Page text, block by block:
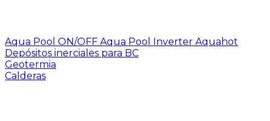
Aqua Pool ON/OFF Aqua Pool Inverter Aquahot
Depósitos inerciales para BC
Geotermia
Calderas